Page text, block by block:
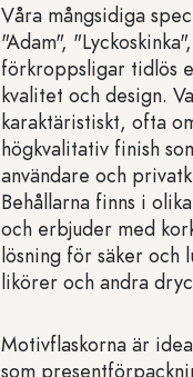
Våra mångsidiga
"Adam",
förkroppsligar tidlös
kvalitet och design.
karaktäristiskt, ofta
högkvalitativ finish
användare och
Behållarna finns i
och erbjuder med
lösning för säker
likörer och andra
Motivflaskorna är
som